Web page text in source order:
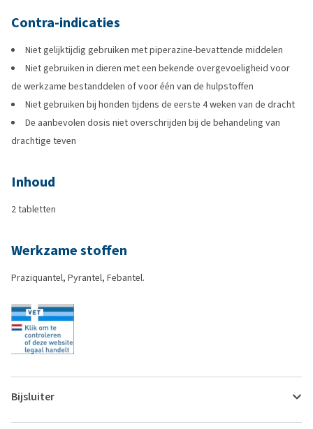
Contra-indicaties
Niet gelijktijdig gebruiken met piperazine-bevattende middelen
Niet gebruiken in dieren met een bekende overgevoeligheid voor
de werkzame bestanddelen of voor één van de hulpstoffen
Niet gebruiken bij honden tijdens de eerste 4 weken van de dracht
De aanbevolen dosis niet overschrijden bij de behandeling van
drachtige teven
Inhoud
2 tabletten
Werkzame stoffen
Praziquantel, Pyrantel, Febantel.
Bijsluiter